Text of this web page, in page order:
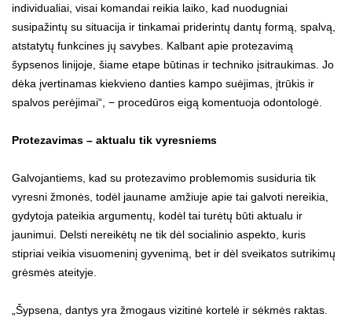
individualiai, visai komandai reikia laiko, kad nuodugniai
susipažintų su situacija ir tinkamai priderintų dantų formą, spalvą,
atstatytų funkcines jų savybes. Kalbant apie protezavimą
šypsenos linijoje, šiame etape būtinas ir techniko įsitraukimas. Jo
dėka įvertinamas kiekvieno danties kampo suėjimas, įtrūkis ir
spalvos perėjimai“, − procedūros eigą komentuoja odontologė.
Protezavimas – aktualu tik vyresniems
Galvojantiems, kad su protezavimo problemomis susiduria tik
vyresni žmonės, todėl jauname amžiuje apie tai galvoti nereikia,
gydytoja pateikia argumentų, kodėl tai turėtų būti aktualu ir
jaunimui. Delsti nereikėtų ne tik dėl socialinio aspekto, kuris
stipriai veikia visuomeninį gyvenimą, bet ir dėl sveikatos sutrikimų
grėsmės ateityje.
„Šypsena, dantys yra žmogaus vizitinė kortelė ir sėkmės raktas.